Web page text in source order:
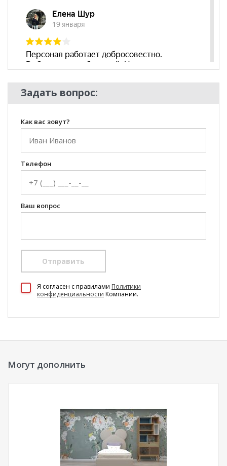
Задать вопрос:
Как вас зовут?
Телефон
Ваш вопрос
Отправить
Я согласен c правилами Политики
конфиденциальности Компании.
Могут дополнить